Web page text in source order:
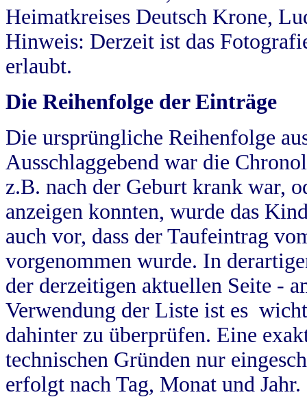
Heimatkreises Deutsch Krone,
Hinweis: Derzeit ist das
erlaubt.
Die Reihenfolge der Einträge
Die ursprüngliche Reihenfolge
Ausschlaggebend war die
z.B. nach der Geburt krank war,
anzeigen konnten, wurde das
auch vor, dass der Taufeintrag
vorgenommen wurde. In
der derzeitigen aktuellen Seite -
Verwendung der Liste ist es
dahinter zu überprüfen. Eine
technischen Gründen nur
erfolgt nach Tag, Monat und Jahr.